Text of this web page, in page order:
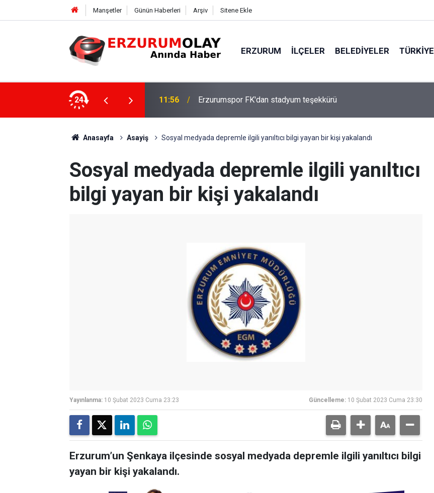
Manşetler Günün Haberleri Arşiv Sitene Ekle
ERZURUM İLÇELER BELEDIYELER TÜRKIYE
24 11:50
Programına Katıldı
Anasayfa Asayiş Sosyal medyada depremle ilgili yanıltıcı bilgi yayan bir kişi yakalandı
Sosyal medyada depremle ilgili yanıltıcı
bilgi yayan bir kişi yakalandı
Yayınlanma: 10 Şubat 2023 Cuma 23:23 Güncelleme: 10 Şubat 2023 Cuma 23:30
Erzurum’un Şenkaya ilçesinde sosyal medyada depremle ilgili yanıltıcı bilgi
yayan bir kişi yakalandı.